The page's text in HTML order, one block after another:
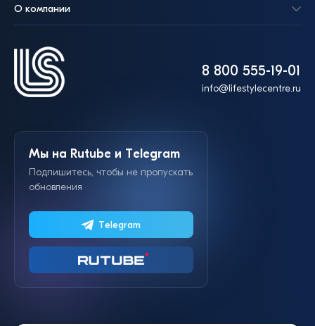
8 800 555-19-01
info@lifestylecentre.ru
О компании
Мы на Rutube и Telegram
Подпишитесь, чтобы не пропускать
обновления
Telegram